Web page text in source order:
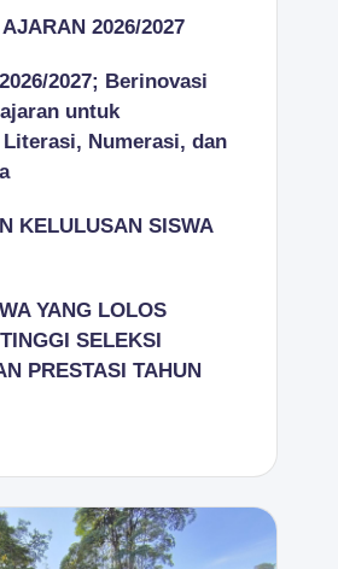
2026/2027
2027; Berinovasi
untuk
Numerasi, dan
KELULUSAN SISWA
YANG LOLOS
SELEKSI
PRESTASI TAHUN